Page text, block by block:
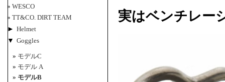
WESCO
TT&CO. DIRT TEAM
► Helmet
▼ Goggles
モデルC
モデル A
モデルB
実はベンチレー